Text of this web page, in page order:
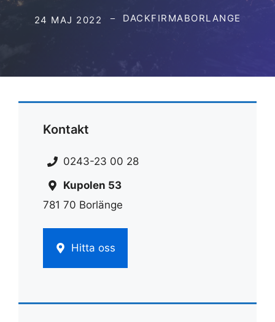
24 MAJ 2022 DACKFIRMABORLANGE
Kontakt
0243-23 00 28
Kupolen 53
781 70 Borlänge
Hitta oss